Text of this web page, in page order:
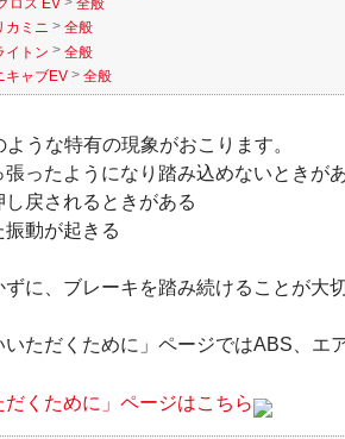
ロス EV
全般
カミニ > 全般
イトン > 全般
キャブEV > 全般
うな特有の現象がおこります。
張ったようになり踏み込めないときが
し戻されるときがある
振動が起きる
に、ブレーキを踏み続けることが大切
ただくために」ページではABS、エ
だくために」ページはこちら